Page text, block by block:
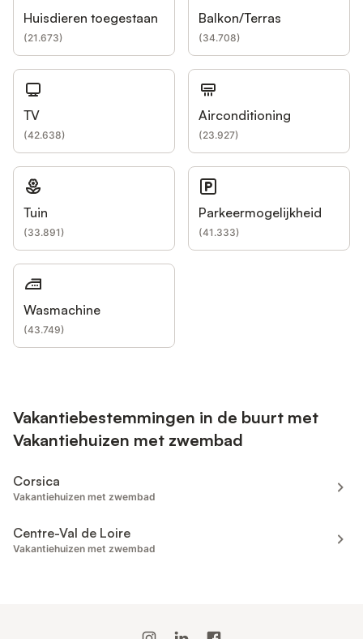
Huisdieren toegestaan
(21.673)
Balkon/Terras
(34.708)
TV
(42.638)
Airconditioning
(23.927)
Tuin
(33.891)
Parkeermogelijkheid
(41.333)
Wasmachine
(43.749)
Vakantiebestemmingen in de buurt met
Vakantiehuizen met zwembad
Corsica
Vakantiehuizen met zwembad
Centre-Val de Loire
Vakantiehuizen met zwembad